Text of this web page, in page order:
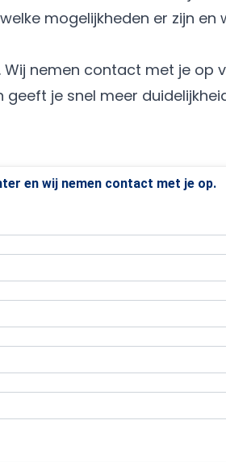
mogelijkheden er zijn en
nemen contact met je op
geeft je snel meer